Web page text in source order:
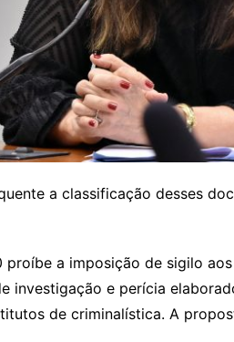
a classificação desses
a imposição de sigilo
investigação e perícia
de criminalística. A